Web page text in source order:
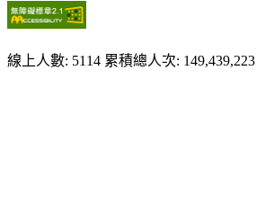
線上人數: 5114 累積總人次: 149,439,223